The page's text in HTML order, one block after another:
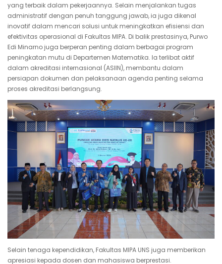
yang terbaik dalam pekerjaannya. Selain menjalankan tugas
administratif dengan penuh tanggung jawab, ia juga dikenal
inovatif dalam mencari solusi untuk meningkatkan efisiensi dan
efektivitas operasional di Fakultas MIPA. Di balik prestasinya, Purwo
Edi Minarno juga berperan penting dalam berbagai program
peningkatan mutu di Departemen Matematika. Ia terlibat aktif
dalam akreditasi internasional (ASIIN), membantu dalam
persiapan dokumen dan pelaksanaan agenda penting selama
proses akreditasi berlangsung.
Selain tenaga kependidikan, Fakultas MIPA UNS juga memberikan
apresiasi kepada dosen dan mahasiswa berprestasi.